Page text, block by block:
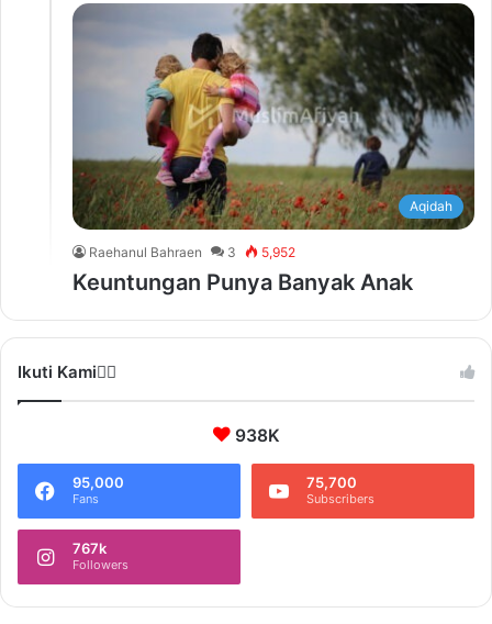
Aqidah
Raehanul Bahraen 3 5,952
Keuntungan Punya Banyak Anak
Ikuti Kami❤️‍🔥
938K
95,000
Fans
75,700
Subscribers
767k
Followers